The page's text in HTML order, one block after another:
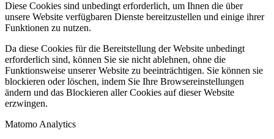
Diese Cookies sind unbedingt erforderlich, um Ihnen die über
unsere Website verfügbaren Dienste bereitzustellen und einige ihrer
Funktionen zu nutzen.
Da diese Cookies für die Bereitstellung der Website unbedingt
erforderlich sind, können Sie sie nicht ablehnen, ohne die
Funktionsweise unserer Website zu beeinträchtigen. Sie können sie
blockieren oder löschen, indem Sie Ihre Browsereinstellungen
ändern und das Blockieren aller Cookies auf dieser Website
erzwingen.
Matomo Analytics